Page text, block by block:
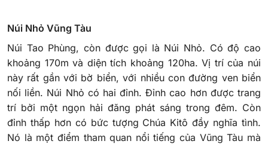
Núi Nhỏ Vũng Tàu
Núi Tao Phùng, còn được gọi là Núi Nhỏ. Có độ cao
khoảng 170m và diện tích khoảng 120ha. Vị trí của núi
này rất gần với bờ biển, với nhiều con đường ven biển
nối liền. Núi Nhỏ có hai đỉnh. Đỉnh cao hơn được trang
trí bởi một ngọn hải đăng phát sáng trong đêm. Còn
đỉnh thấp hơn có bức tượng Chúa Kitô đầy nghĩa tình.
Nó là một điểm tham quan nổi tiếng của Vũng Tàu mà